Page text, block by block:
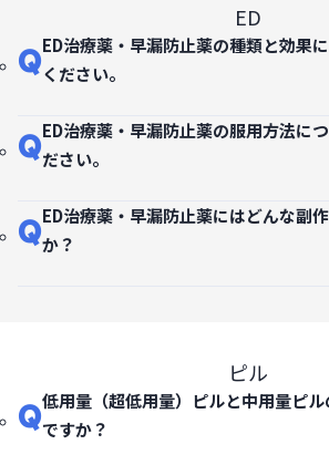
ED
QED治療薬・早漏防止薬の種類と効果
ください。
QED治療薬・早漏防止薬の服用方法に
ださい。
QED治療薬・早漏防止薬にはどんな副
か？
ピル
Q低用量（超低用量）ピルと中用量ピ
ですか？